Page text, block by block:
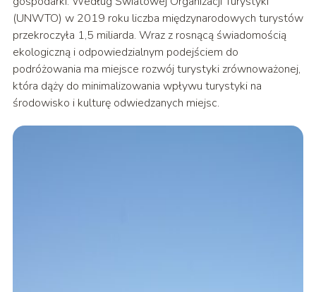
(UNWTO) w 2019 roku liczba międzynarodowych turystów
przekroczyła 1,5 miliarda. Wraz z rosnącą świadomością
ekologiczną i odpowiedzialnym podejściem do
podróżowania ma miejsce rozwój turystyki zrównoważonej,
która dąży do minimalizowania wpływu turystyki na
środowisko i kulturę odwiedzanych miejsc.